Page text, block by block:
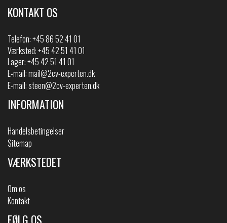
KONTAKT OS
Telefon:+45 86 52 41 01
Værksted: +45 42 51 41 01
Lager: +45 42 51 41 01
E-mail:mail@2cv-experten.dk
E-mail:steen@2cv-experten.dk
INFORMATION
Handelsbetingelser
Sitemap
VÆRKSTEDET
Om os
Kontakt
FØLG OS